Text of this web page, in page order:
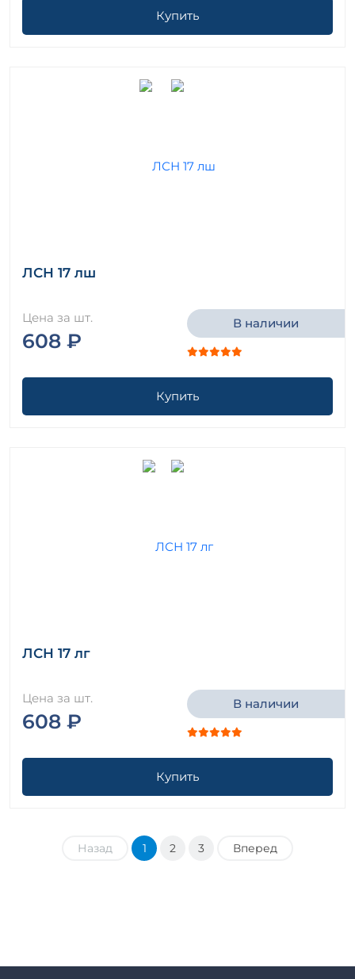
Купить
ЛСН 17 лш
Цена за шт.
608 ₽
В наличии
Купить
ЛСН 17 лг
Цена за шт.
608 ₽
В наличии
Купить
Назад 1 2 3 Вперед